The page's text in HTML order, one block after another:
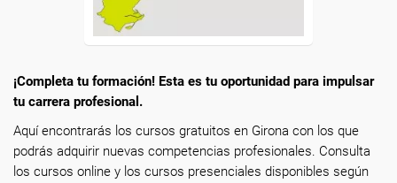
¡Completa tu formación! Esta es tu oportunidad para impulsar
tu carrera profesional.
Aquí encontrarás los cursos gratuitos en Girona con los que
podrás adquirir nuevas competencias profesionales. Consulta
los cursos online y los cursos presenciales disponibles según